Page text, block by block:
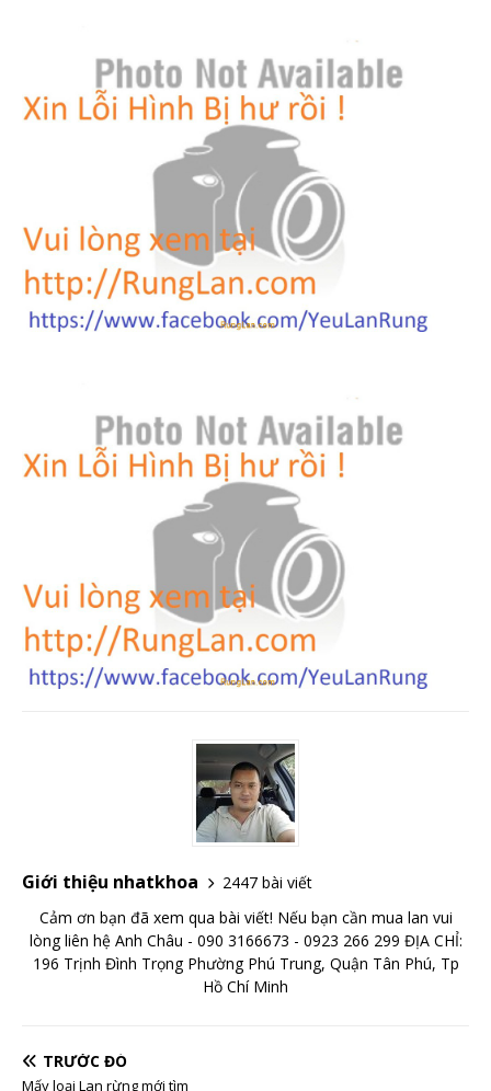
Giới thiệu nhatkhoa
2447 bài viết
Cảm ơn bạn đã xem qua bài viết! Nếu bạn cần mua lan vui
lòng liên hệ Anh Châu - 090 3166673 - 0923 266 299 ĐỊA CHỈ:
196 Trịnh Đình Trọng Phường Phú Trung, Quận Tân Phú, Tp
Hồ Chí Minh
TRƯỚC ĐÓ
Mấy loại Lan rừng mới tìm